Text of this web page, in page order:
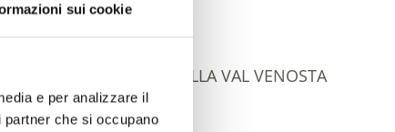
sui cookie
e per analizzare il
che si occupano
– MAGAZINE DELLA VAL VENOSTA